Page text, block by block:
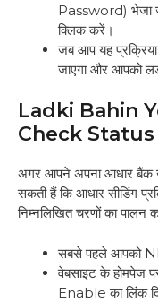
Password) भेजा
क्लिक करें।
जब आप यह प्रक्रिया
जाएगा और आपको
Ladki Bahin
Check Status
अगर आपने अपना आधार बैंक
सकती हैं कि आधार सीडिंग
निम्नलिखित चरणों का
सबसे पहले आपको
वेबसाइट के
Enable का लिंक